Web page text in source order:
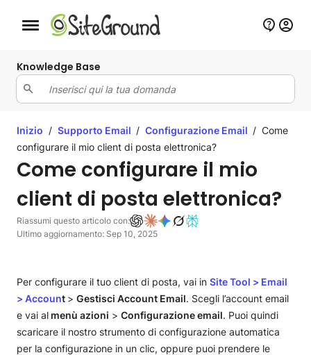
Bottone navigazione da mobile
Knowledge Base
Inizio / Supporto Email / Configurazione Email / Come
configurare il mio client di posta elettronica?
Come configurare il mio
client di posta elettronica?
Riassumi questo articolo con:
Ultimo aggiornamento: Sep 10, 2025
Per configurare il tuo client di posta, vai in Site Tool > Email
> Account > Gestisci Account Email. Scegli l’account email
e vai al menù azioni > Configurazione email. Puoi quindi
scaricare il nostro strumento di configurazione automatica
per la configurazione in un clic, oppure puoi prendere le